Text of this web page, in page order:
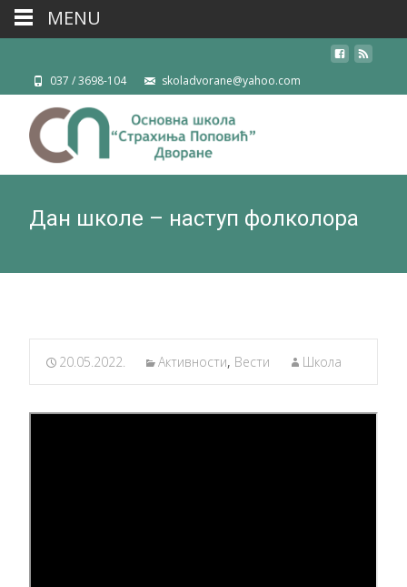
037 / 3698-104 skoladvorane@yahoo.com
Дан школе – наступ фолколора
20.05.2022. Активности, Вести Школа
MENU